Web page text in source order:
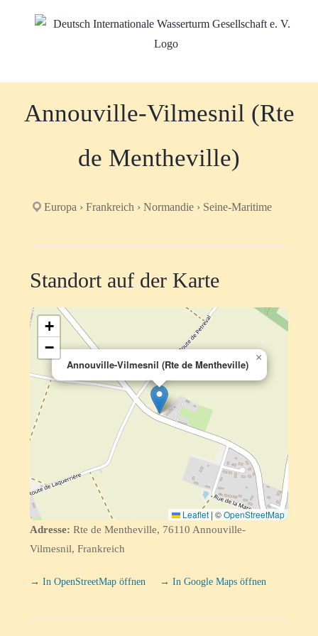
Annouville-Vilmesnil (Rte
de Mentheville)
Europa › Frankreich › Normandie › Seine-Maritime
Standort auf der Karte
Annouville-Vilmesnil (Rte de Mentheville)
×
+
−
Leaflet | ©OpenStreetMap
Adresse: Rte de Mentheville, 76110 Annouville-
Vilmesnil, Frankreich
→ In OpenStreetMap öffnen → In Google Maps öffnen